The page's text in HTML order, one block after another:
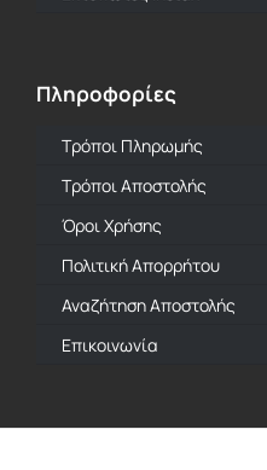
Πληροφορίες
Τρόποι Πληρωμής
Τρόποι Αποστολής
Όροι Χρήσης
Πολιτική Απορρήτου
Αναζήτηση Αποστολής
Επικοινωνία